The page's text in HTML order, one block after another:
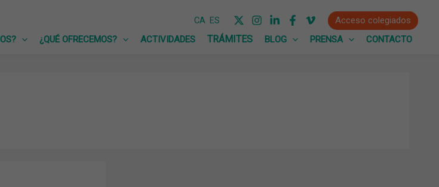
CA ES
Acceso colegiados
¿QUÉ OFRECEMOS? ACTIVIDADES BLOG PRENSA CONTACTO